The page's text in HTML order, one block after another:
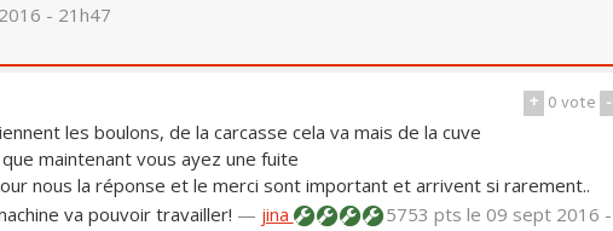
- 21h47
+ 0vote -
les boulons, de la carcasse cela va mais de la cuve
maintenant vous ayez une fuite
nous la réponse et le merci sont important et arrivent si rarement..
va pouvoir travailler! — jina 5753 pts le 09 sept 2016 -